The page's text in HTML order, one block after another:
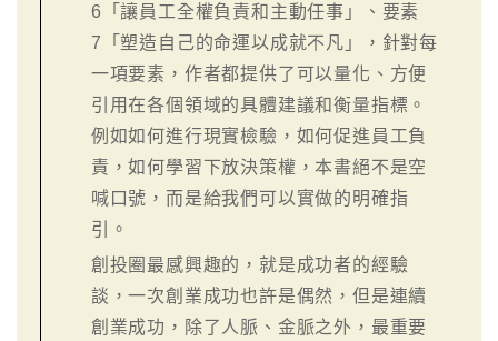
6「讓員工全權負責和主動任事」、要素
7「塑造自己的命運以成就不凡」，針對每
一項要素，作者都提供了可以量化、方便
引用在各個領域的具體建議和衡量指標。
例如如何進行現實檢驗，如何促進員工負
責，如何學習下放決策權，本書絕不是空
喊口號，而是給我們可以實做的明確指
引。
創投圈最感興趣的，就是成功者的經驗
談，一次創業成功也許是偶然，但是連續
創業成功，除了人脈、金脈之外，最重要